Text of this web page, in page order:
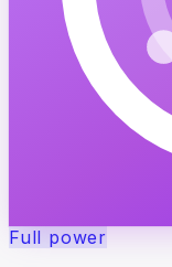
Full power